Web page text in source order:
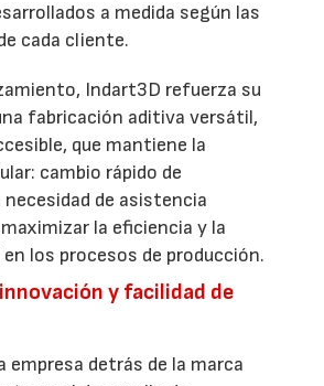
a medida según las
cada cliente.
Indart3D refuerza su
fabricación aditiva versátil,
que mantiene la
cambio rápido de
necesidad de asistencia
la eficiencia y la
los procesos de producción.
y facilidad de
empresa detrás de la marca